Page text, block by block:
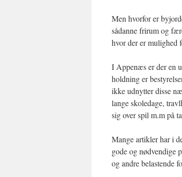
Men hvorfor er
sådanne frirum og
hvor der er mulighed
I Appenæs er der en
holdning er
ikke udnytter disse
lange skoledage,
sig over spil m.m på
Mange artikler har i
gode og nødvendige
og andre belastende